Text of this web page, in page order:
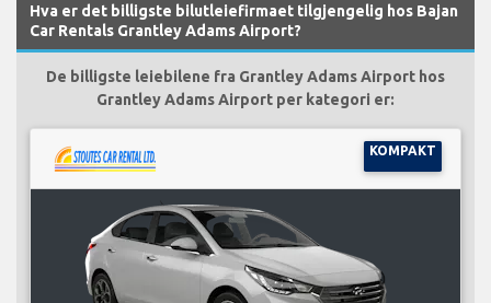
Hva er det billigste bilutleiefirmaet tilgjengelig hos Bajan
Car Rentals Grantley Adams Airport?
De billigste leiebilene fra Grantley Adams Airport hos
Grantley Adams Airport per kategori er:
KOMPAKT